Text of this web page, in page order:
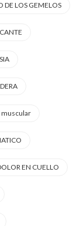
DE LOS GEMELOS
EN CUELLO